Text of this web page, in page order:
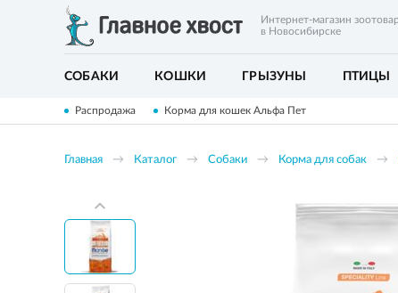
Интернет-магазин
в Новосибирске
СОБАКИ КОШКИ ГРЫЗУНЫ ПТИЦЫ
Распродажа Корма для кошек Альфа Пет
Главная Каталог Собаки Корма для собак